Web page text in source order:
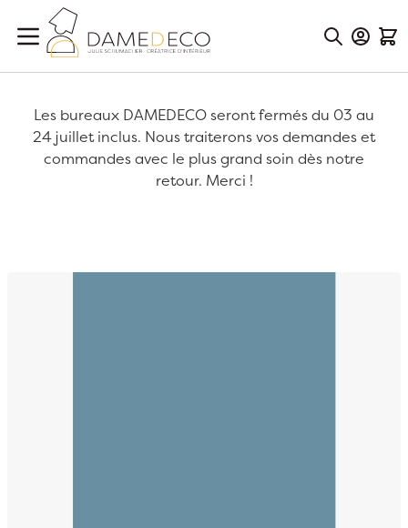
Aller au contenu
Les bureaux DAMEDECO seront fermés du 03 au
24 juillet inclus. Nous traiterons vos demandes et
commandes avec le plus grand soin dès notre
retour. Merci !